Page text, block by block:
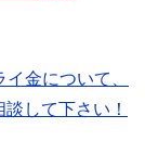
金について、
して下さい！